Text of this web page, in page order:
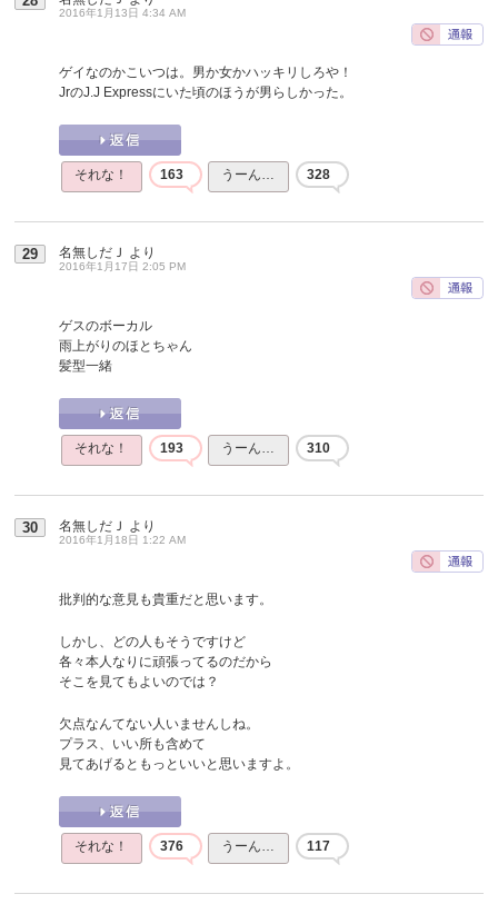
2016年1月13日 4:34 AM
ゲイなのかこいつは。男か女かハッキリしろや！
JrのJ.J Expressにいた頃のほうが男らしかった。
それな！ 163 うーん… 328
29 名無しだＪ より
2016年1月17日 2:05 PM
ゲスのボーカル
雨上がりのほとちゃん
髪型一緒
それな！ 193 うーん… 310
30 名無しだＪ より
2016年1月18日 1:22 AM
批判的な意見も貴重だと思います。
しかし、どの人もそうですけど
各々本人なりに頑張ってるのだから
そこを見てもよいのでは？
欠点なんてない人いませんしね。
プラス、いい所も含めて
見てあげるともっといいと思いますよ。
それな！ 376 うーん… 117